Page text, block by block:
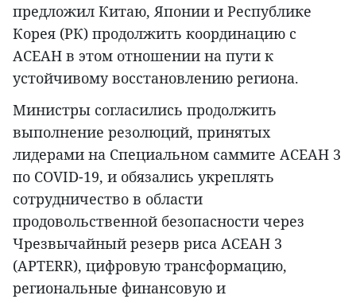
предложил Китаю, Японии и Республике
Корея (РК) продолжить координацию с
АСЕАН в этом отношении на пути к
устойчивому восстановлению региона.
Министры согласились продолжить
выполнение резолюций, принятых
лидерами на Специальном саммите АСЕАН 3
по COVID-19, и обязались укреплять
сотрудничество в области
продовольственной безопасности через
Чрезвычайный резерв риса АСЕАН 3
(APTERR), цифровую трансформацию,
региональные финансовую и